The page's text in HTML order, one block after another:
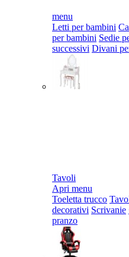
menu
Letti per bambini
per bambini Sedie
successivi Divani
Tavoli
Apri menu
Toeletta trucco
decorativi Scrivanie
pranzo